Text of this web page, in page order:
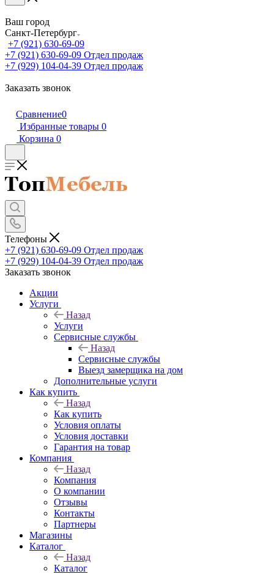
Ваш город
Санкт-Петербург
+7 (921) 630-69-09
+7 (921) 630-69-09 Отдел продаж
+7 (929) 104-04-39 Отдел продаж
Заказать звонок
Сравнение0
Избранные товары 0
Корзина 0
Телефоны
+7 (921) 630-69-09 Отдел продаж
+7 (929) 104-04-39 Отдел продаж
Заказать звонок
Акции
Услуги
Назад
Услуги
Сервисные службы
Назад
Сервисные службы
Выезд замерщика на дом
Дополнительные услуги
Как купить
Назад
Как купить
Условия оплаты
Условия доставки
Гарантия на товар
Компания
Назад
Компания
О компании
Отзывы
Контакты
Партнеры
Магазины
Каталог
Назад
Каталог